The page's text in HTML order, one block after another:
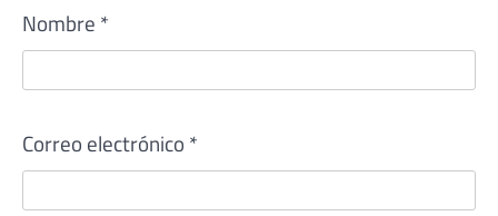
Nombre *
Correo electrónico *